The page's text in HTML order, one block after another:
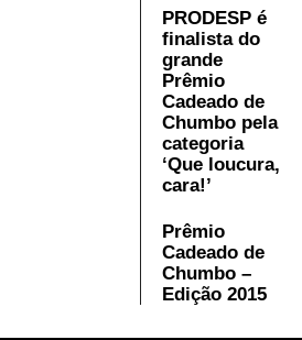
PRODESP é
finalista do
grande
Prêmio
Cadeado de
Chumbo pela
categoria
‘Que loucura,
cara!’
Prêmio
Cadeado de
Chumbo –
Edição 2015